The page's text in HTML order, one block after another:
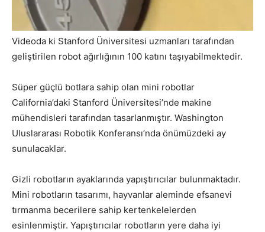
Videoda ki Stanford Üniversitesi uzmanları tarafından
geliştirilen robot ağırlığının 100 katını taşıyabilmektedir.
Süper güçlü botlara sahip olan mini robotlar
California’daki Stanford Üniversitesi’nde makine
mühendisleri tarafından tasarlanmıştır. Washington
Uluslararası Robotik Konferansı’nda önümüzdeki ay
sunulacaklar.
Gizli robotların ayaklarında yapıştırıcılar bulunmaktadır.
Mini robotların tasarımı, hayvanlar aleminde efsanevi
tırmanma becerilere sahip kertenkelelerden
esinlenmiştir. Yapıştırıcılar robotların yere daha iyi